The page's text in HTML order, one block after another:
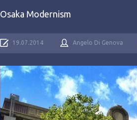
Osaka Modernism
19.07.2014 Angelo Di Genova